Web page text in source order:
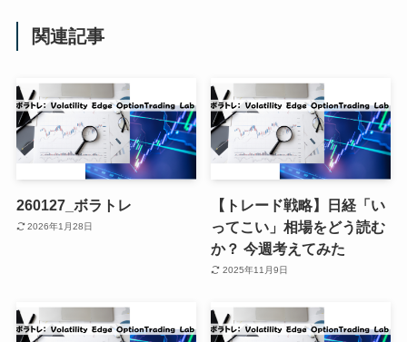
関連記事
260127_ボラトレ
2026年1月28日
【トレード戦略】日経「い
ってこい」相場をどう読む
か？ 今週考えてみた
2025年11月9日